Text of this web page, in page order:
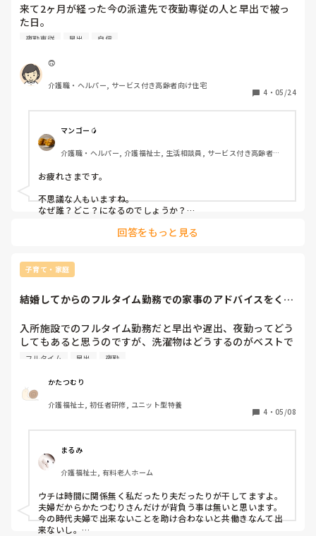
が、働いていてこの動き方であっているのか不安です。前の
施設はいくら経験者であっても最低3回は付きでのシフトで
調整をしていました。
には変えず、排泄回り終わるまで変えません。パットも少し
の汚れでは変えない、職員の言葉遣いが悪いなど、悪い印象
しかありません。看護師も何も清潔面に対して、なにも言わ
直ぐに辞めるのは自分自身が嫌だし、悪い所しか見ないのは
ダメだと思うので、最低1年は続けるべきかなとは思ってま
すが、心が折れそうではあります。転職された人達はどうや
って壁を乗り切っていましか？？耐えるしかないのですかね
🥲
来て2ヶ月が経った今の派遣先で夜勤専従の人と早出で被っ
た日。
もう1人の派遣さん(私より先輩)と手分けして残りの方を食
堂に誘導。
夜勤さんは誘導も配膳も服薬もせずぼーっと見てる。
来てる人から配膳お願いしますと夜勤さんに声をかけると
誰がどこにいるかわからないんで……との返事。
なんで？？？？
他の夜勤さんはいつも誘導を率先してやってくれてる(早出
が食堂に残る)のを思い出し、私と先輩で急いで配膳と服薬
を終わらせて、この方を部屋に帰してあげてくださいってま
は？誰々さんって誰？部屋どこ？？との返事。
えぇーー……。
日が浅い(私より少し長い)らしいけど独り立ちしてるんだか
てか先輩からも指示出してよ……。
結局時間押しまくりだし、私の指示も自信ないしでやりにく
かった………。
夜勤専従 早出 自信
🙃
介護職・ヘルパー, サービス付き高齢者向け住宅
4 ・ 05/24
マンゴー🥭
介護職・ヘルパー, 介護福祉士, 生活相談員, サービス付き高齢者向
務, 送迎ドライバー, 初任者研修, 実務者研修
お疲れさまです。
不思議な人もいますね。
なぜ誰？どこ？になるのでしょうか？
うこと私も多々あります。
回答をもっと見る
子育て・家庭
結婚してからのフルタイム勤務での家事のアドバイスをくだ
入所施設でのフルタイム勤務だと早出や遅出、夜勤ってどう
してもあると思うのですが、洗濯物はどうするのがベストで
しょうか？今まではひとり暮らしだったので、2日に1回まと
そうはいかないのかなと思ってます。早出だと出勤前に干す
なんて事は到底無理だと思ってるのですが、、フルタイム勤
務で主婦されている方、どのようにされているのか、ぜひア
フルタイム 早出 夜勤
かたつむり
介護福祉士, 初任者研修, ユニット型特養
4 ・ 05/08
まるみ
介護福祉士, 有料老人ホーム
ウチは時間に関係無く私だったり夫だったりが干してますよ。
夫婦だからかたつむりさんだけが背負う事は無いと思います。
今の時代夫婦で出来ないことを助け合わないと共働きなんて出
来ないし。